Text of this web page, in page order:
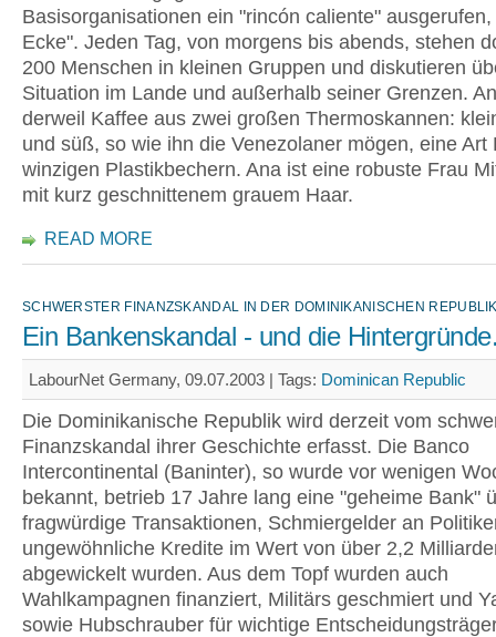
Basisorganisationen ein "rincón caliente"
Ecke". Jeden Tag, von morgens bis abends, stehen
200 Menschen in kleinen Gruppen und diskutieren
Situation im Lande und außerhalb seiner Grenzen.
derweil Kaffee aus zwei großen Thermoskannen:
und süß, so wie ihn die Venezolaner mögen, eine Art
winzigen Plastikbechern. Ana ist eine robuste Frau
mit kurz geschnittenem grauem Haar.
READ MORE
SCHWERSTER FINANZSKANDAL IN DER DOMINIKANISCHEN
Ein Bankenskandal - und die
LabourNet Germany, 09.07.2003 | Tags: Dominican Republic
Die Dominikanische Republik wird derzeit vom
Finanzskandal ihrer Geschichte erfasst. Die Banco
Intercontinental (Baninter), so wurde vor wenigen
bekannt, betrieb 17 Jahre lang eine "geheime Bank"
fragwürdige Transaktionen, Schmiergelder an
ungewöhnliche Kredite im Wert von über 2,2
abgewickelt wurden. Aus dem Topf wurden auch
Wahlkampagnen finanziert, Militärs geschmiert und
sowie Hubschrauber für wichtige